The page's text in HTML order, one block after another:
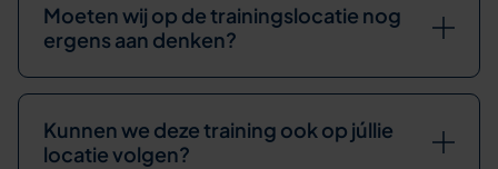
Moeten wij op de trainingslocatie nog
ergens aan denken?
Kunnen we deze training ook op júllie
locatie volgen?